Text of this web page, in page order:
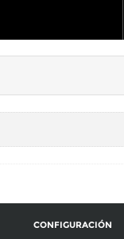
CONFIGURACIÓN